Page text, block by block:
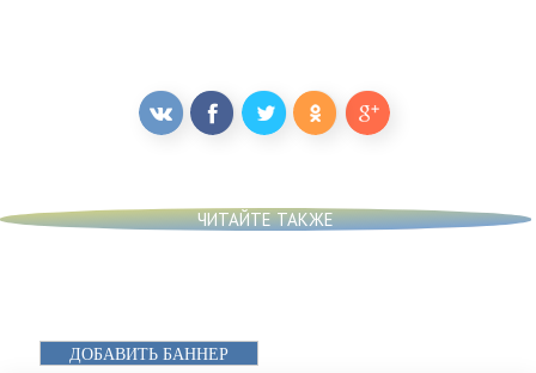
ЧИТАЙТЕ ТАКЖЕ
ДОБАВИТЬ БАННЕР